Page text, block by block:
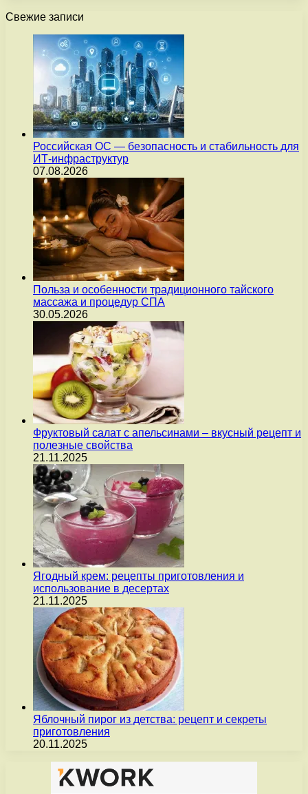
Свежие записи
Российская ОС — безопасность и стабильность для
ИТ-инфраструктур
07.08.2026
Польза и особенности традиционного тайского
массажа и процедур СПА
30.05.2026
Фруктовый салат с апельсинами – вкусный рецепт и
полезные свойства
21.11.2025
Ягодный крем: рецепты приготовления и
использование в десертах
21.11.2025
Яблочный пирог из детства: рецепт и секреты
приготовления
20.11.2025